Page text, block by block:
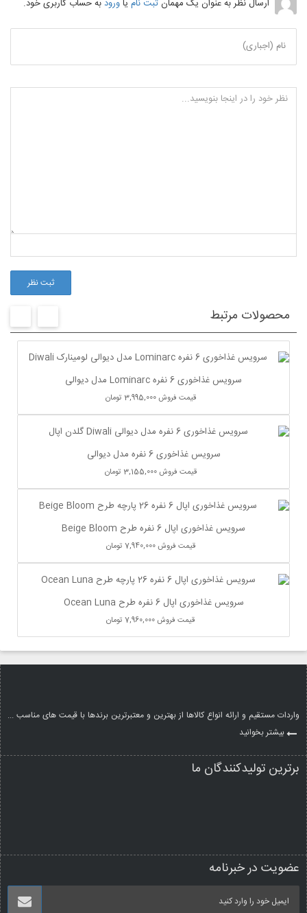
ارسال نظر به عنوان یک مهمانثبت نام یاورودبه حساب کاربری خود.
نام (اجباری)
ثبت نظر
محصولات مرتبط
سرویس غذاخوری 6 نفره Lominarc مدل دیوالی
قیمت فروش3,995,000 تومان
سرویس غذاخوری 6 نفره مدل دیوالی
قیمت فروش3,155,000 تومان
سرویس غذاخوری اپال 6 نفره طرح Beige Bloom
قیمت فروش7,940,000 تومان
سرویس غذاخوری اپال 6 نفره طرح Ocean Luna
قیمت فروش7,960,000 تومان
واردات مستقیم و ارائه انواع کالاها از بهترین و معتبرترین برندها با قیمت های مناسب ...
بیشتر بخوانید
برترین تولیدکنندگان ما
عضویت در خبرنامه